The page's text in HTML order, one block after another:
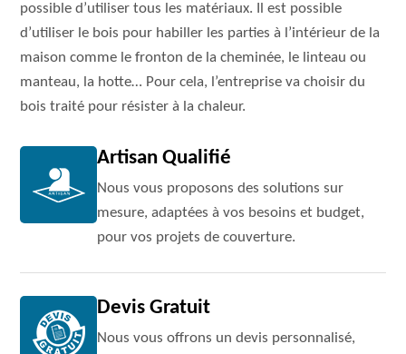
possible d’utiliser tous les matériaux. Il est possible
d’utiliser le bois pour habiller les parties à l’intérieur de la
maison comme le fronton de la cheminée, le linteau ou
manteau, la hotte… Pour cela, l’entreprise va choisir du
bois traité pour résister à la chaleur.
Artisan Qualifié
Nous vous proposons des solutions sur
mesure, adaptées à vos besoins et budget,
pour vos projets de couverture.
Devis Gratuit
Nous vous offrons un devis personnalisé,